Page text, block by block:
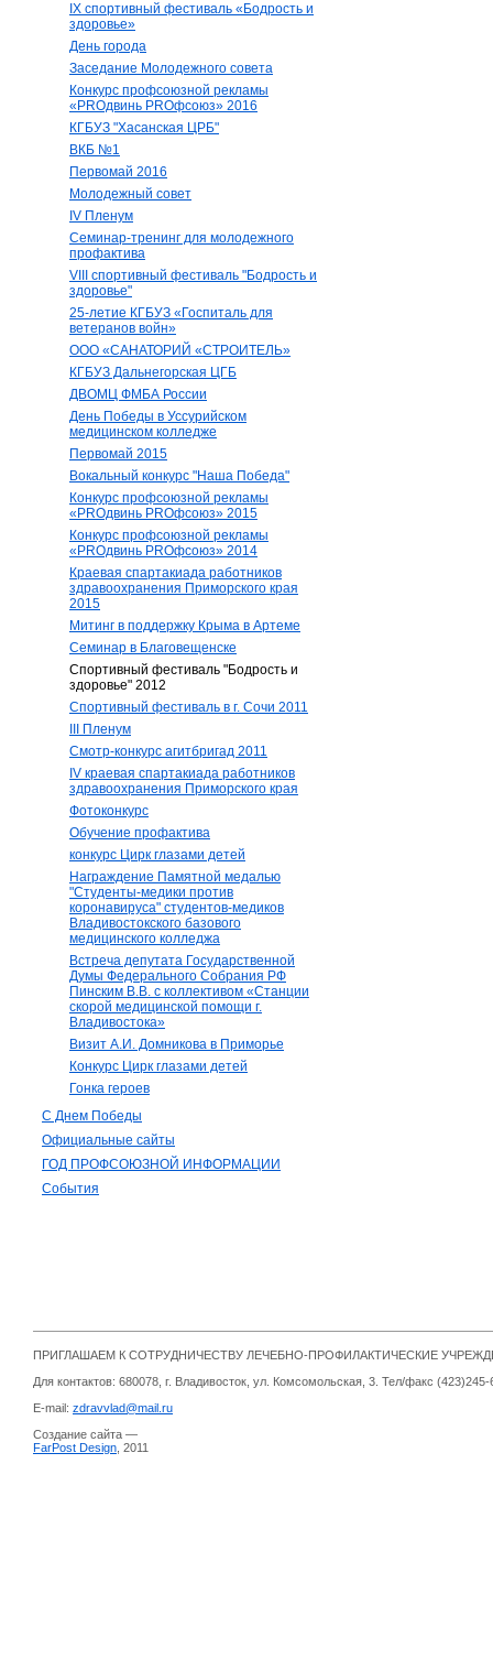
IX спортивный фестиваль «Бодрость и
здоровье»
День города
Заседание Молодежного совета
Конкурс профсоюзной рекламы
«PROдвинь РRОфсоюз» 2016
КГБУЗ "Хасанская ЦРБ"
ВКБ №1
Первомай 2016
Молодежный совет
IV Пленум
Семинар-тренинг для молодежного
профактива
VIII спортивный фестиваль "Бодрость и
здоровье"
25-летие КГБУЗ «Госпиталь для
ветеранов войн»
ООО «САНАТОРИЙ «СТРОИТЕЛЬ»
КГБУЗ Дальнегорская ЦГБ
ДВОМЦ ФМБА России
День Победы в Уссурийском
медицинском колледже
Первомай 2015
Вокальный конкурс "Наша Победа"
Конкурс профсоюзной рекламы
«PROдвинь РRОфсоюз» 2015
Конкурс профсоюзной рекламы
«PROдвинь РRОфсоюз» 2014
Краевая спартакиада работников
здравоохранения Приморского края
2015
Митинг в поддержку Крыма в Артеме
Семинар в Благовещенске
Спортивный фестиваль "Бодрость и
здоровье" 2012
Спортивный фестиваль в г. Сочи 2011
III Пленум
Смотр-конкурс агитбригад 2011
IV краевая спартакиада работников
здравоохранения Приморского края
Фотоконкурс
Обучение профактива
конкурс Цирк глазами детей
Награждение Памятной медалью
"Студенты-медики против
коронавируса" студентов-медиков
Владивостокского базового
медицинского колледжа
Встреча депутата Государственной
Думы Федерального Собрания РФ
Пинским В.В. с коллективом «Станции
скорой медицинской помощи г.
Владивостока»
Визит А.И. Домникова в Приморье
Конкурс Цирк глазами детей
Гонка героев
С Днем Победы
Официальные сайты
ГОД ПРОФСОЮЗНОЙ ИНФОРМАЦИИ
События
ПРИГЛАШАЕМ К СОТРУДНИЧЕСТВУ ЛЕЧЕБНО-ПРОФИЛАКТИЧЕСКИЕ
Для контактов: 680078, г. Владивосток, ул. Комсомольская, 3. Тел/факс
E-mail: zdravvlad@mail.ru
Создание сайта —
FarPost Design , 2011